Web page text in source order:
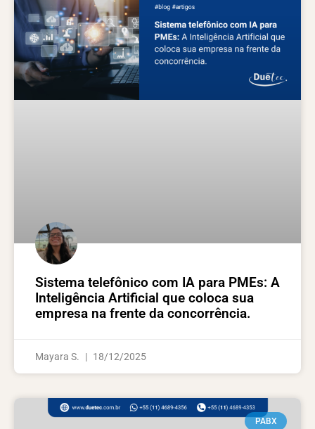
Sistema telefônico com IA para PMEs: A
Inteligência Artificial que coloca sua
empresa na frente da concorrência.
Mayara S. 18/12/2025
PABX